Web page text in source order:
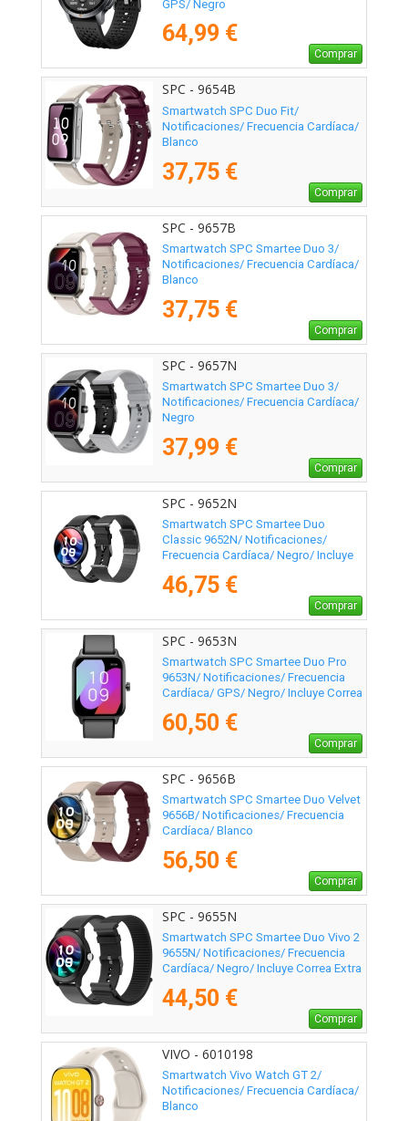
GPS/ Negro
64,99 €
Comprar
SPC - 9654B
Smartwatch SPC Duo Fit/
Notificaciones/ Frecuencia Cardíaca/
Blanco
37,75 €
Comprar
SPC - 9657B
Smartwatch SPC Smartee Duo 3/
Notificaciones/ Frecuencia Cardíaca/
Blanco
37,75 €
Comprar
SPC - 9657N
Smartwatch SPC Smartee Duo 3/
Notificaciones/ Frecuencia Cardíaca/
Negro
37,99 €
Comprar
SPC - 9652N
Smartwatch SPC Smartee Duo
Classic 9652N/ Notificaciones/
Frecuencia Cardíaca/ Negro/ Incluye
46,75 €
Comprar
SPC - 9653N
Smartwatch SPC Smartee Duo Pro
9653N/ Notificaciones/ Frecuencia
Cardíaca/ GPS/ Negro/ Incluye Correa
60,50 €
Comprar
SPC - 9656B
Smartwatch SPC Smartee Duo Velvet
9656B/ Notificaciones/ Frecuencia
Cardíaca/ Blanco
56,50 €
Comprar
SPC - 9655N
Smartwatch SPC Smartee Duo Vivo 2
9655N/ Notificaciones/ Frecuencia
Cardíaca/ Negro/ Incluye Correa Extra
44,50 €
Comprar
VIVO - 6010198
Smartwatch Vivo Watch GT 2/
Notificaciones/ Frecuencia Cardíaca/
Blanco